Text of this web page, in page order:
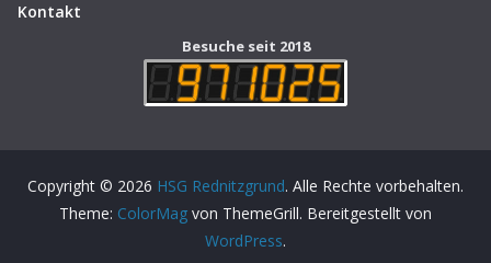
Kontakt
Besuche seit 2018
Copyright © 2026 HSG Rednitzgrund. Alle Rechte vorbehalten.
Theme: ColorMag von ThemeGrill. Bereitgestellt von
WordPress.